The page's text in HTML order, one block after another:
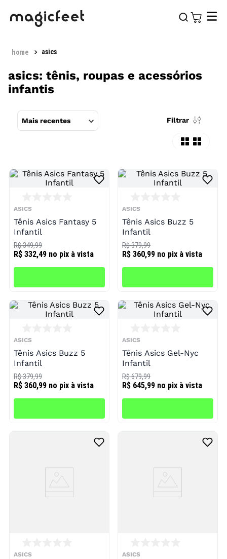
asics
asics: tênis, roupas e acessórios
infantis
Filtrar
Mais recentes
ASICS
Tênis Asics Fantasy 5
Infantil
R$ 332,49 no pix à vista
R$ 349,99
ASICS
Tênis Asics Buzz 5
Infantil
R$ 360,99 no pix à vista
R$ 379,99
ASICS
Tênis Asics Buzz 5
Infantil
R$ 360,99 no pix à vista
R$ 379,99
ASICS
Tênis Asics Gel-Nyc
Infantil
R$ 645,99 no pix à vista
R$ 679,99
ASICS ASICS